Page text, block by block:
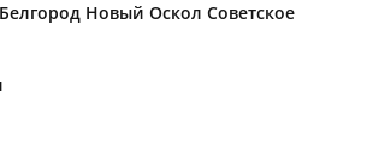
Новый Оскол Советское